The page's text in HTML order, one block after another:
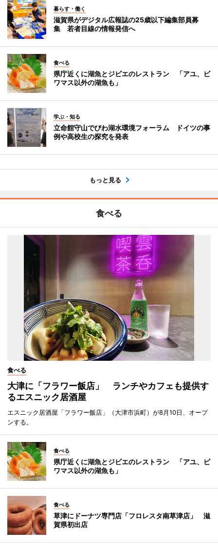
暮らす・働く
滋賀県がデジタル広報誌の25歳以下編集部員募
集 若者目線の情報発信へ
食べる
県庁近くに湖魚とジビエのレストラン 「アユ、ビ
ワマス以外の湖魚も」
学ぶ・知る
立命館守山でびわ湖水環境フォーラム ドイツの事
例や高校生の探究を発表
もっと見る
食べる
食べる
大津に「フラワー飯店」 ランチやカフェも提供す
るエスニック居酒屋
エスニック居酒屋「フラワー飯店」（大津市浜町）が8月10日、オープ
ンする。
食べる
県庁近くに湖魚とジビエのレストラン 「アユ、ビ
ワマス以外の湖魚も」
食べる
草津にドーナツ専門店「フロレスタ南草津店」 滋
賀県初出店